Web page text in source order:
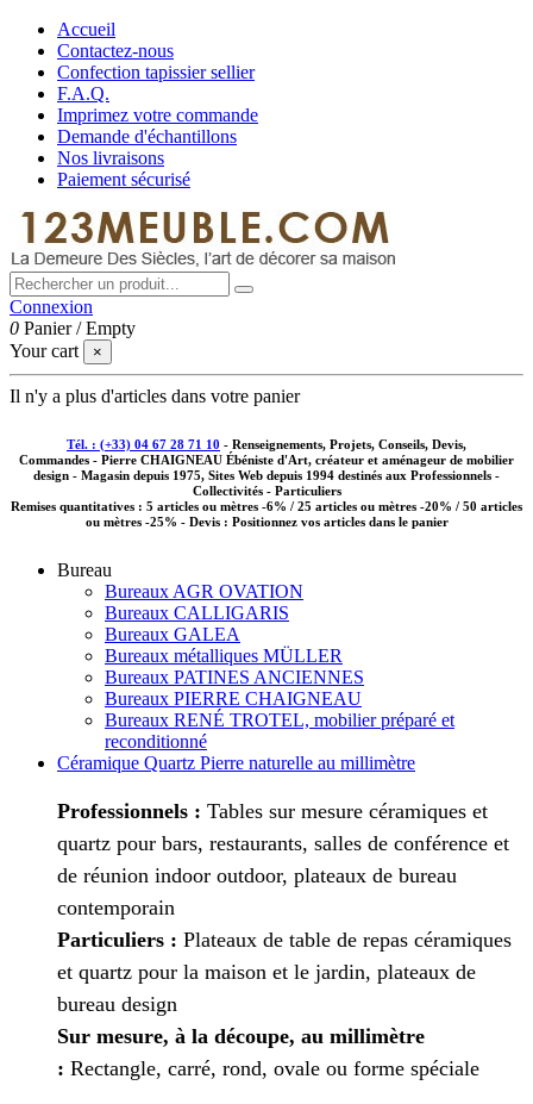
Accueil
Contactez-nous
Confection tapissier sellier
F.A.Q.
Imprimez votre commande
Demande d'échantillons
Nos livraisons
Paiement sécurisé
Connexion
0 Panier /Empty
Your cart
×
Il n'y a plus d'articles dans votre panier
Tél. : (+33) 04 67 28 71 10 - Renseignements, Projets, Conseils, Devis,
Commandes - Pierre CHAIGNEAU Ébéniste d'Art, créateur et aménageur de mobilier
design - Magasin depuis 1975, Sites Web depuis 1994 destinés aux Professionnels -
Collectivités - Particuliers
Remises quantitatives : 5 articles ou mètres -6% / 25 articles ou mètres -20% / 50 articles
ou mètres -25% - Devis : Positionnez vos articles dans le panier
Bureau
Bureaux AGR OVATION
Bureaux CALLIGARIS
Bureaux GALEA
Bureaux métalliques MÜLLER
Bureaux PATINES ANCIENNES
Bureaux PIERRE CHAIGNEAU
Bureaux RENÉ TROTEL, mobilier préparé et
reconditionné
Céramique Quartz Pierre naturelle au millimètre
Professionnels : Tables sur mesure céramiques et
quartz pour bars, restaurants, salles de conférence et
de réunion indoor outdoor, plateaux de bureau
contemporain
Particuliers : Plateaux de table de repas céramiques
et quartz pour la maison et le jardin, plateaux de
bureau design
Sur mesure, à la découpe, au millimètre
: Rectangle, carré, rond, ovale ou forme spéciale